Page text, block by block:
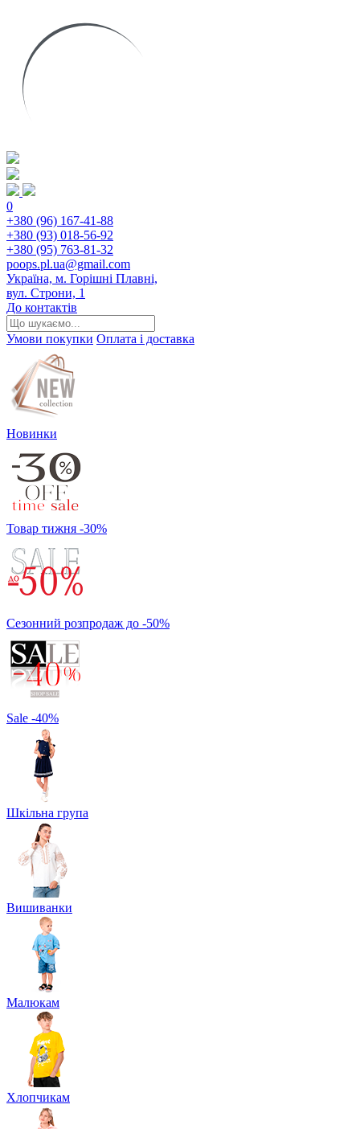
0
+380 (96) 167-41-88
+380 (93) 018-56-92
+380 (95) 763-81-32
poops.pl.ua@gmail.com
Україна, м. Горішні Плавні,
вул. Строни, 1
До контактів
Умови покупки Оплата і доставка
Новинки
Товар тижня -30%
Сезонний розпродаж до -50%
Sale -40%
Шкільна група
Вишиванки
Малюкам
Хлопчикам